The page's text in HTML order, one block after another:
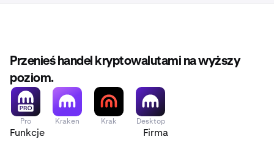
Przenieś handel kryptowalutami na wyższy
poziom.
Pro Kraken Krak Desktop
Funkcje Firma